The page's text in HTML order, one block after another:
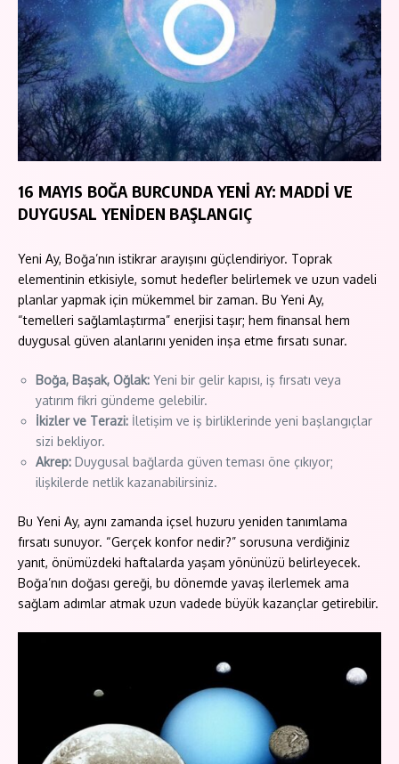
16 MAYIS BOĞA BURCUNDA YENİ AY: MADDİ VE
DUYGUSAL YENİDEN BAŞLANGIÇ
Yeni Ay, Boğa’nın istikrar arayışını güçlendiriyor. Toprak
elementinin etkisiyle, somut hedefler belirlemek ve uzun vadeli
planlar yapmak için mükemmel bir zaman. Bu Yeni Ay,
“temelleri sağlamlaştırma” enerjisi taşır; hem finansal hem
duygusal güven alanlarını yeniden inşa etme fırsatı sunar.
Boğa, Başak, Oğlak: Yeni bir gelir kapısı, iş fırsatı veya
yatırım fikri gündeme gelebilir.
İkizler ve Terazi: İletişim ve iş birliklerinde yeni başlangıçlar
sizi bekliyor.
Akrep: Duygusal bağlarda güven teması öne çıkıyor;
ilişkilerde netlik kazanabilirsiniz.
Bu Yeni Ay, aynı zamanda içsel huzuru yeniden tanımlama
fırsatı sunuyor. “Gerçek konfor nedir?” sorusuna verdiğiniz
yanıt, önümüzdeki haftalarda yaşam yönünüzü belirleyecek.
Boğa’nın doğası gereği, bu dönemde yavaş ilerlemek ama
sağlam adımlar atmak uzun vadede büyük kazançlar getirebilir.